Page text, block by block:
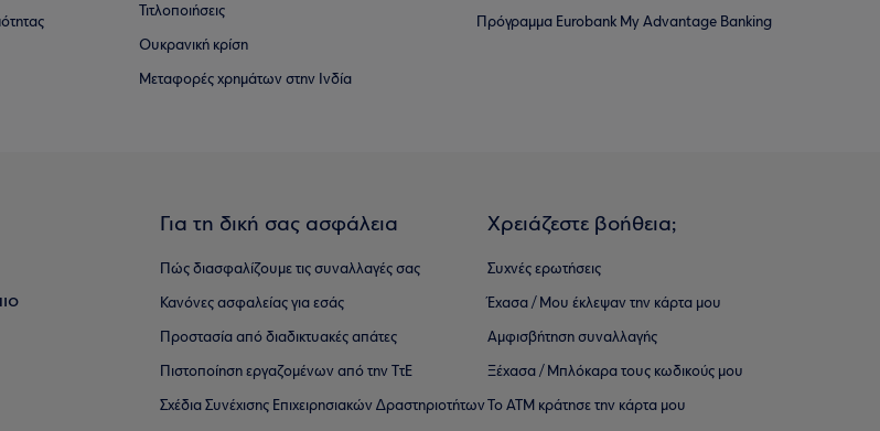
Τιτλοποιήσεις
Ουκρανική κρίση
Μεταφορές χρημάτων στην Ινδία
Πρόγραμμα Eurobank My Advantage Banking
Για τη δική σας ασφάλεια
Πώς διασφαλίζουμε τις συναλλαγές σας
Κανόνες ασφαλείας για εσάς
Προστασία από διαδικτυακές απάτες
Πιστοποίηση εργαζομένων από την ΤτΕ
Σχέδια Συνέχισης Επιχειρησιακών ∆ραστηριοτήτων
Χρειάζεστε βοήθεια;
Συχνές ερωτήσεις
Έχασα / Μου έκλεψαν την κάρτα μου
Αμφισβήτηση συναλλαγής
Ξέχασα / Μπλόκαρα τους κωδικούς μου
Το ΑΤΜ κράτησε την κάρτα μου